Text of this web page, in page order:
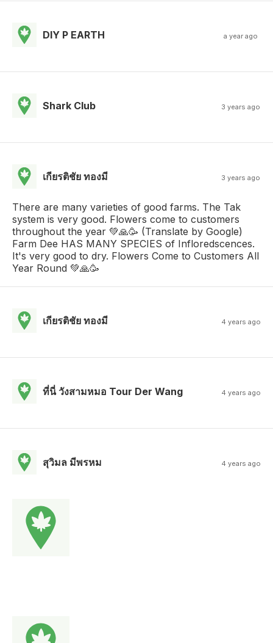
DIY P EARTH a year ago
Shark Club 3 years ago
เกียรติชัย ทองมี 3 years ago
There are many varieties of good farms. The Tak
system is very good. Flowers come to customers
throughout the year 💚🙏🥳 (Translate by Google)
Farm Dee HAS MANY SPECIES of Infloredscences.
It's very good to dry. Flowers Come to Customers All
Year Round 💚🙏🥳
เกียรติชัย ทองมี 4 years ago
ที่นี่ วังสามหมอ Tour Der Wang 4 years ago
สุวิมล มีพรหม 4 years ago